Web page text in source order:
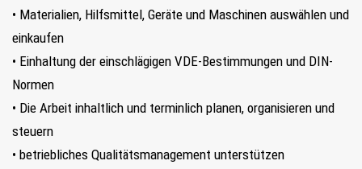
• Materialien, Hilfsmittel, Geräte und Maschinen auswählen und
einkaufen
• Einhaltung der einschlägigen VDE-Bestimmungen und DIN-
Normen
• Die Arbeit inhaltlich und terminlich planen, organisieren und
steuern
• betriebliches Qualitätsmanagement unterstützen